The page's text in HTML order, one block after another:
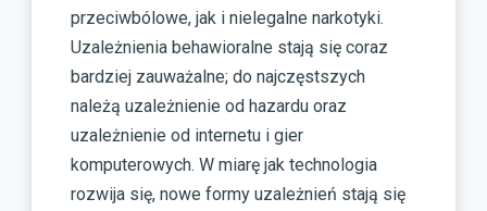
przeciwbólowe, jak i nielegalne narkotyki.
Uzależnienia behawioralne stają się coraz
bardziej zauważalne; do najczęstszych
należą uzależnienie od hazardu oraz
uzależnienie od internetu i gier
komputerowych. W miarę jak technologia
rozwija się, nowe formy uzależnień stają się